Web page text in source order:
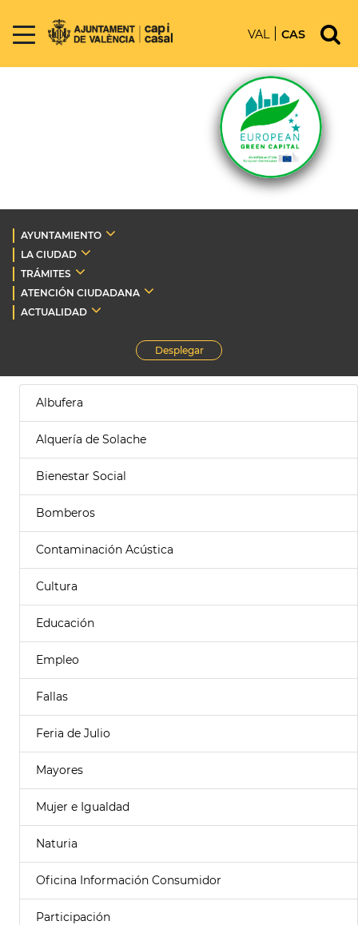
VAL CAS
AYUNTAMIENTO
LA CIUDAD
TRÁMITES
ATENCIÓN CIUDADANA
ACTUALIDAD
Desplegar
Albufera
Alquería de Solache
Bienestar Social
Bomberos
Contaminación Acústica
Cultura
Educación
Empleo
Fallas
Feria de Julio
Mayores
Mujer e Igualdad
Naturia
Oficina Información Consumidor
Participación